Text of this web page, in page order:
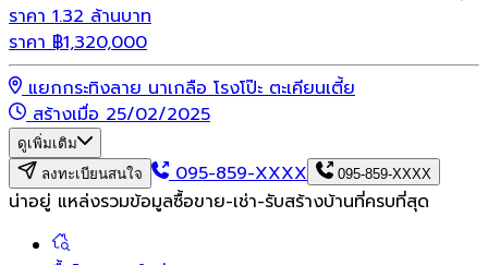
ราคา 1.32 ล้านบาท
ราคา ฿1,320,000
แยกกระทิงลาย นาเกลือ โรงโป๊ะ ตะเคียนเตี้ย
สร้างเมื่อ 25/02/2025
ดูเพิ่มเติม
ลงทะเบียนสนใจ
095-859-XXXX 095-859-XXXX
น่าอยู่ แหล่งรวมข้อมูลซื้อขาย-เช่า-รับสร้างบ้านที่ครบที่สุด